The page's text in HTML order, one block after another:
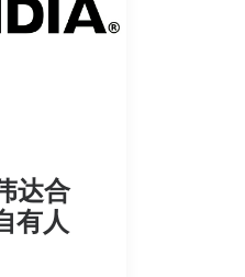
达合
有人